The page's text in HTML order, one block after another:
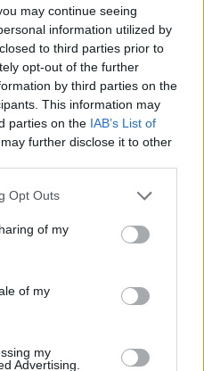
may continue seeing
information utilized by
to third parties prior to
opt-out of the further
by third parties on the
This information may
parties on the IAB’s List of
further disclose it to other
uses one or more Google
behaviour. You may click to
and its third-party tags to
purposes in below Google
Opt Outs
of my
of my
my
Advertising.
Na Koroško prihaja
avtomobilski spektakel:
Rohnenje motorjev, dvoboji na
Avgust v Kinu Kulturnega doma
Slovenj Gradec: Filmske